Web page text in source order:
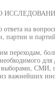
ответа на
партии и
переходам,
для
СМИ,
важнейших